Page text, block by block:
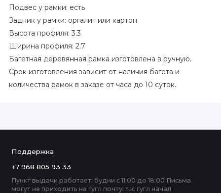
Подвес у рамки: есть
Задник у рамки: оргалит или картон
Высота профиля: 3.3
Ширина профиля: 2.7
Багетная деревянная рамка изготовлена в ручную.
Срок изготовления зависит от наличия багета и
количества рамок в заказе от часа до 10 суток.
Поддержка
+7 968 805 93 33
Пункт выдачи работает: будни с 11:00 до 18:00 Письма
могут не приходить на гугл почту: т.к. гугл начал